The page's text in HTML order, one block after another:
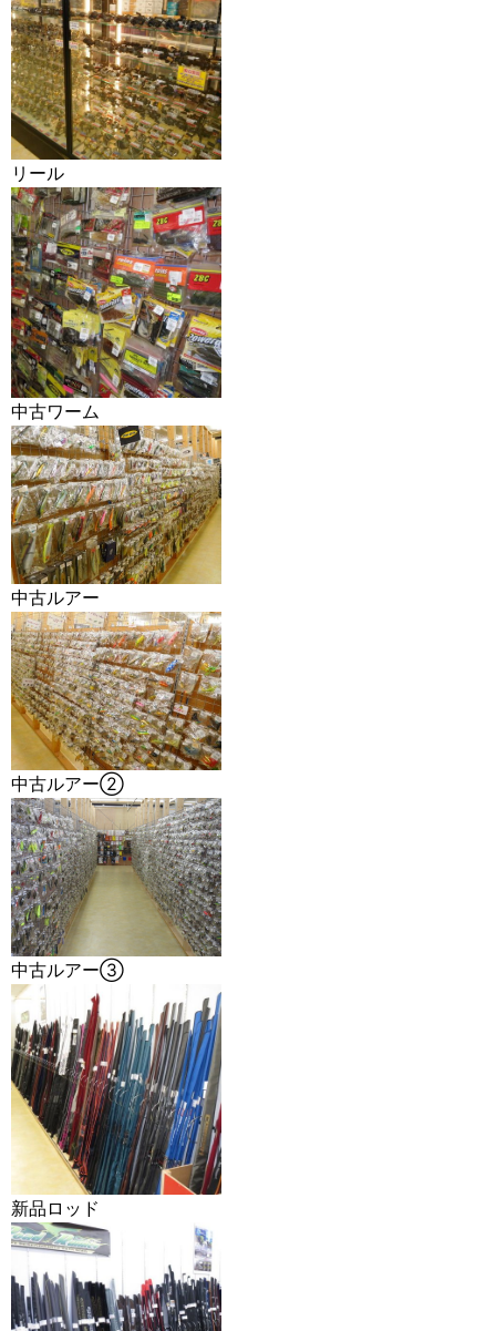
リール
中古ワーム
中古ルアー
中古ルアー②
中古ルアー③
新品ロッド